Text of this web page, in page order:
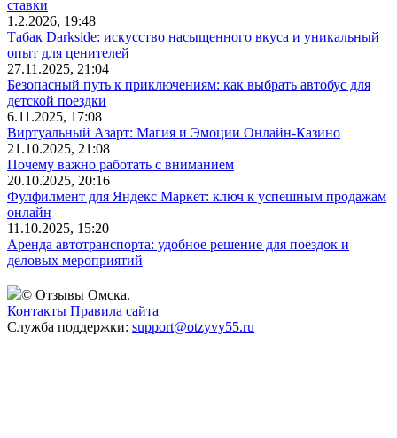
ставки
1.2.2026, 19:48
Табак Darkside: искусство насыщенного вкуса и уникальный
опыт для ценителей
27.11.2025, 21:04
Безопасный путь к приключениям: как выбрать автобус для
детской поездки
6.11.2025, 17:08
Виртуальный Азарт: Магия и Эмоции Онлайн-Казино
21.10.2025, 21:08
Почему важно работать с вниманием
20.10.2025, 20:16
Фулфилмент для Яндекс Маркет: ключ к успешным продажам
онлайн
11.10.2025, 15:20
Аренда автотранспорта: удобное решение для поездок и
деловых мероприятий
© Отзывы Омска.
Контакты Правила сайта
Служба поддержки: support@otzyvy55.ru